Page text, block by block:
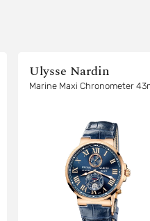
Ulysse Nardin
Marine Maxi Chronometer